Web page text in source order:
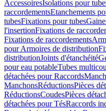
AccessoiresIsolations pour
raccordementsEtanchements
tubesFixations pour tubes
l'insertionFixations de
Fixations de raccordements
pour Armoires de distribution
distributionJoints d'étanchéité
pour eau potableTubes
détachées pour Raccords
ManchonsRéductionsPièces
RéductionsCoudesPièces
détachées pour TésRaccords